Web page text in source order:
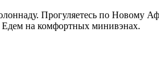
Прогуляетесь по Новому
Едем на комфортных минивэнах.